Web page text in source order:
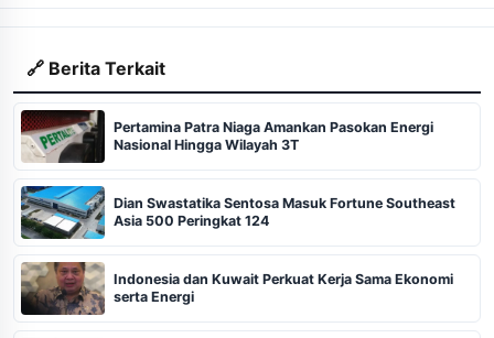
🔗 Berita Terkait
Pertamina Patra Niaga Amankan Pasokan Energi
Nasional Hingga Wilayah 3T
Dian Swastatika Sentosa Masuk Fortune Southeast
Asia 500 Peringkat 124
Indonesia dan Kuwait Perkuat Kerja Sama Ekonomi
serta Energi